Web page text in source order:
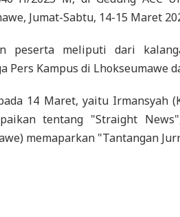
Jumat-Sabtu, 14-15 Maret
peserta meliputi dari
Pers Kampus di Lhokseumawe
14 Maret, yaitu Irmansyah
tentang "Straight
memaparkan "Tantangan